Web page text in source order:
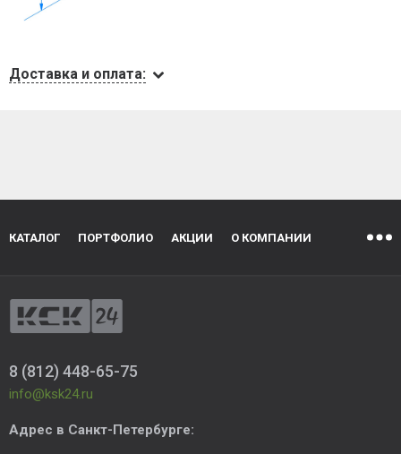
Доставка и оплата:
КАТАЛОГ ПОРТФОЛИО АКЦИИ О КОМПАНИИ
8 (812) 448-65-75
info@ksk24.ru
Адрес в Санкт-Петербурге: